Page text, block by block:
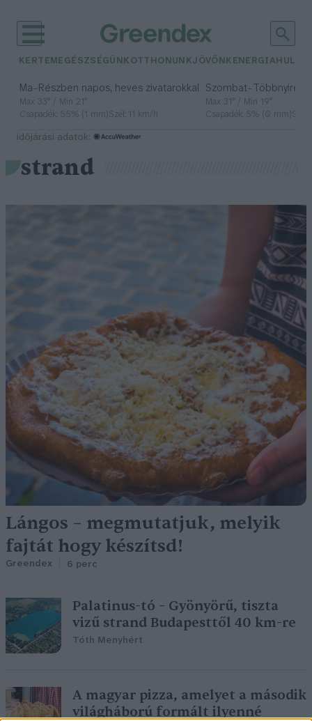
KERTEM EGÉSZSÉGÜNK OTTHONUNKJÖVŐNK ENERGIA
Ma– Részben napos, heves zivatarokkal
Max 33° / Min 21°
Csapadék: 55% (1 mm)Szél: 11 km/h
Szombat– Többnyire
Max 31° / Min 19°
Csapadék: 5% (0 mm)
időjárási adatok:
strand
Lángos – megmutatjuk, melyik
fajtát hogy készítsd!
Greendex 6 perc
Palatinus-tó – Gyönyörű, tiszta
vizű strand Budapesttől 40 km-re
Tóth Menyhért
A magyar pizza, amelyet a második
világháború formált ilyenné